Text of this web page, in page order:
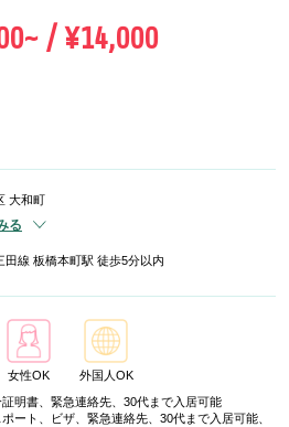
/ ¥14,000
大和町
る
田線 板橋本町駅 徒歩5分以内
女性OK
外国人OK
証明書、緊急連絡先、30代まで入居可能
ート、ビザ、緊急連絡先、30代まで入居可能、